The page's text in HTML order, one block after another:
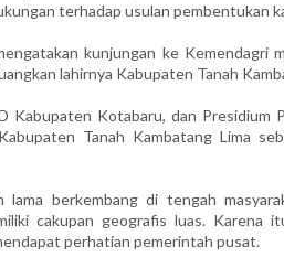
terhadap usulan pembentukan
kunjungan ke Kemendagri
lahirnya Kabupaten Tanah
Kabupaten Kotabaru, dan Presidium
Tanah Kambatang Lima
lama berkembang di tengah
cakupan geografis luas. Karena
perhatian pemerintah pusat.